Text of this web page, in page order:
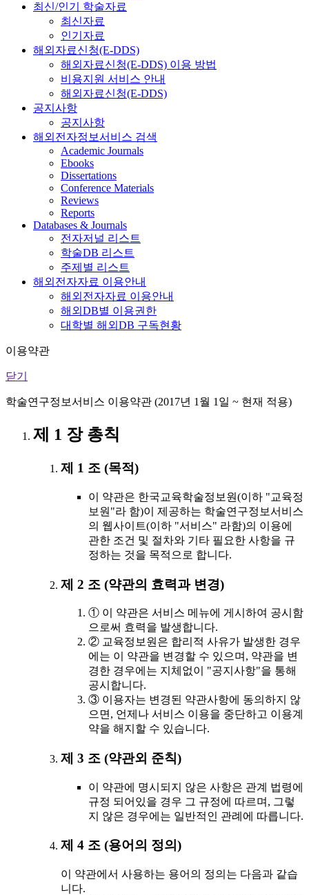
최신/인기 학술자료
최신자료
인기자료
해외자료신청(E-DDS)
해외자료신청(E-DDS) 이용 방법
비용지원 서비스 안내
해외자료신청(E-DDS)
공지사항
공지사항
해외전자정보서비스 검색
Academic Journals
Ebooks
Dissertations
Conference Materials
Reviews
Reports
Databases & Journals
전자저널 리스트
학술DB 리스트
주제별 리스트
해외전자자료 이용안내
해외전자자료 이용안내
해외DB별 이용권한
대학별 해외DB 구독현황
이용약관
닫기
학술연구정보서비스 이용약관 (2017년 1월 1일 ~ 현재 적용)
제 1 장 총칙
제 1 조 (목적)
이 약관은 한국교육학술정보원(이하 "교육정
보원"라 함)이 제공하는 학술연구정보서비스
의 웹사이트(이하 "서비스" 라함)의 이용에
관한 조건 및 절차와 기타 필요한 사항을 규
정하는 것을 목적으로 합니다.
제 2 조 (약관의 효력과 변경)
① 이 약관은 서비스 메뉴에 게시하여 공시함
으로써 효력을 발생합니다.
② 교육정보원은 합리적 사유가 발생한 경우
에는 이 약관을 변경할 수 있으며, 약관을 변
경한 경우에는 지체없이 "공지사항"을 통해
공시합니다.
③ 이용자는 변경된 약관사항에 동의하지 않
으면, 언제나 서비스 이용을 중단하고 이용계
약을 해지할 수 있습니다.
제 3 조 (약관외 준칙)
이 약관에 명시되지 않은 사항은 관계 법령에
규정 되어있을 경우 그 규정에 따르며, 그렇
지 않은 경우에는 일반적인 관례에 따릅니다.
제 4 조 (용어의 정의)
이 약관에서 사용하는 용어의 정의는 다음과 같습
니다.